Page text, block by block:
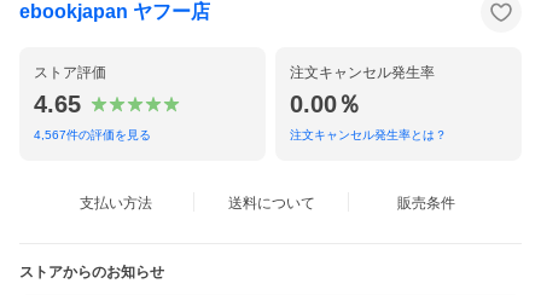
ebookjapan ヤフー店
ストア評価
4.65
4,567件の評価を見る
注文キャンセル発生率
0.00％
注文キャンセル発生率とは？
支払い方法 送料について 販売条件
ストアからのお知らせ